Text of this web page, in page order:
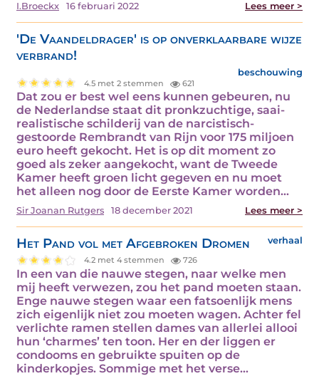
I.Broeckx 16 februari 2022 Lees meer >
'De Vaandeldrager' is op onverklaarbare wijze
verbrand!
beschouwing
4.5 met 2 stemmen 621
Dat zou er best wel eens kunnen gebeuren, nu
de Nederlandse staat dit pronkzuchtige, saai-
realistische schilderij van de narcistisch-
gestoorde Rembrandt van Rijn voor 175 miljoen
euro heeft gekocht. Het is op dit moment zo
goed als zeker aangekocht, want de Tweede
Kamer heeft groen licht gegeven en nu moet
het alleen nog door de Eerste Kamer worden…
Sir Joanan Rutgers 18 december 2021 Lees meer >
Het Pand vol met Afgebroken Dromen verhaal
4.2 met 4 stemmen 726
In een van die nauwe stegen, naar welke men
mij heeft verwezen, zou het pand moeten staan.
Enge nauwe stegen waar een fatsoenlijk mens
zich eigenlijk niet zou moeten wagen. Achter fel
verlichte ramen stellen dames van allerlei allooi
hun ‘charmes’ ten toon. Her en der liggen er
condooms en gebruikte spuiten op de
kinderkopjes. Sommige met het verse…